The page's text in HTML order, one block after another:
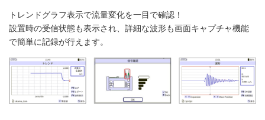
トレンドグラフ表示で流量変化を一目で確認！
設置時の受信状態も表示され、詳細な波形も画面キャプチャ機能
で簡単に記録が行えます。